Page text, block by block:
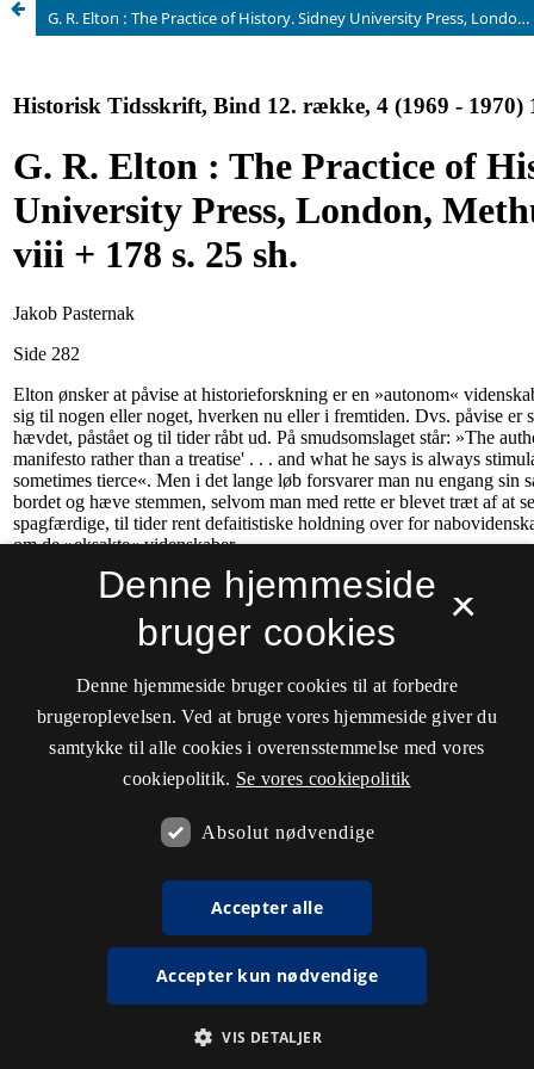
G. R. Elton : The Practice of History. Sidney University Press, London, Methuen, 1967. viii + 178 s. 25 sh.
×
Denne hjemmeside
bruger cookies
Denne hjemmeside bruger cookies til at forbedre
brugeroplevelsen. Ved at bruge vores hjemmeside giver du
samtykke til alle cookies i overensstemmelse med vores
cookiepolitik. Se vores cookiepolitik
Absolut nødvendige
Accepter alle
Accepter kun nødvendige
VIS DETALJER